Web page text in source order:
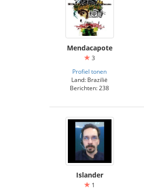
Mendacapote
3
Profiel tonen
Land: Brazilië
Berichten: 238
Islander
1